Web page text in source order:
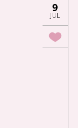
9
JUL